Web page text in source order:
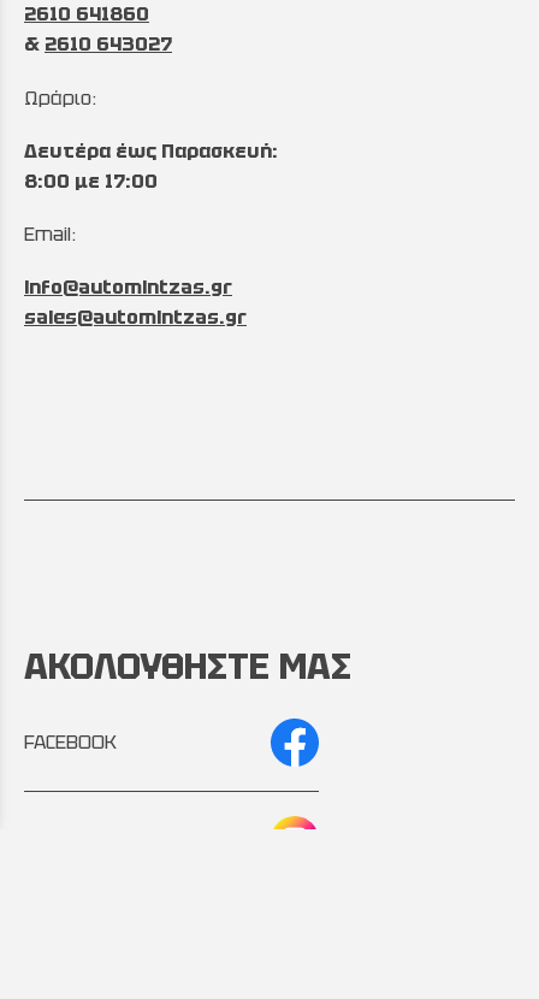
2610 641860
& 2610 643027
Ωράριο:
Δευτέρα έως Παρασκευή:
8:00 με 17:00
Email:
info@automintzas.gr
sales@automintzas.gr
ΑΚΟΛΟΥΘΗΣΤΕ ΜΑΣ
FACEBOOK